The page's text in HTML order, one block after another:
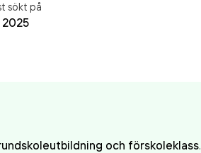
sökt på
och förskoleklass.